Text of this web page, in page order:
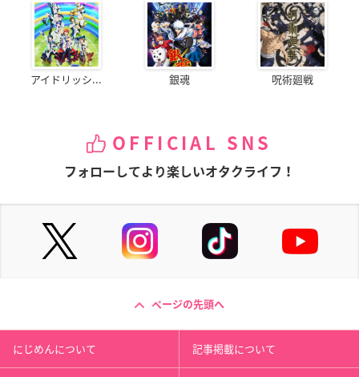
アイドリッシ... 銀魂 呪術廻戦
OFFICIAL SNS
フォローしてより楽しいオタクライフ！
ページの先頭へ
にじめんについて 記事掲載について